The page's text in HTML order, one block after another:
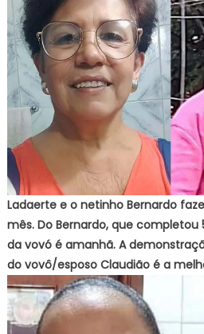
Ladaerte e o netinho Bernardo
mês. Do Bernardo, que completou
da vovó é amanhã. A
do vovô/esposo Claudião é a